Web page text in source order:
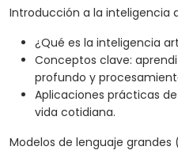
Introducción a la inteligencia
¿Qué es la inteligencia
Conceptos clave:
profundo y
Aplicaciones prácticas
vida cotidiana.
Modelos de lenguaje grandes